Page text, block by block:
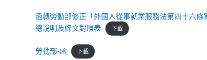
函轉勞動部修正「外國人從事就業服務法第四十六
總說明及條文對照表
下載
勞動部-函 下載